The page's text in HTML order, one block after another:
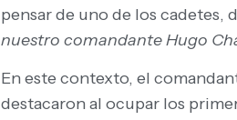
pensar de uno de los cadetes,
nuestro comandante Hugo
En este contexto, el
destacaron al ocupar los